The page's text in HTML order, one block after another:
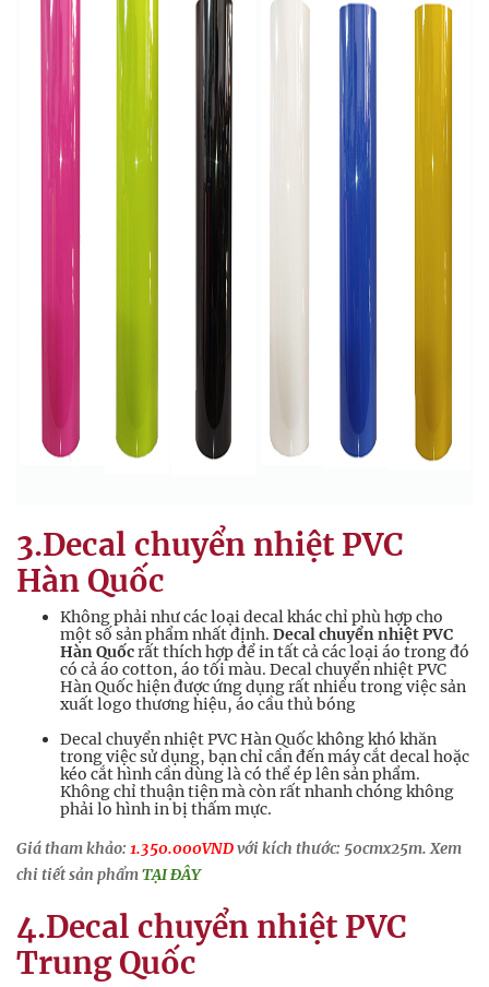
3.Decal chuyển nhiệt PVC
Hàn Quốc
Không phải như các loại decal khác chỉ phù hợp cho
một số sản phẩm nhất định. Decal chuyển nhiệt PVC
Hàn Quốcrất thích hợp để in tất cả các loại áo trong đó
có cả áo cotton, áo tối màu. Decal chuyển nhiệt PVC
Hàn Quốc hiện được ứng dụng rất nhiều trong việc sản
xuất logo thương hiệu, áo cầu thủ bóng
Decal chuyển nhiệt PVC Hàn Quốc không khó khăn
trong việc sử dụng, bạn chỉ cần đến máy cắt decal hoặc
kéo cắt hình cần dùng là có thể ép lên sản phẩm.
Không chỉ thuận tiện mà còn rất nhanh chóng không
phải lo hình in bị thấm mực.
Giá tham khảo: 1.350.000VNDvới kích thước: 50cmx25m. Xem
chi tiết sản phẩmTẠI ĐÂY
4.Decal chuyển nhiệt PVC
Trung Quốc